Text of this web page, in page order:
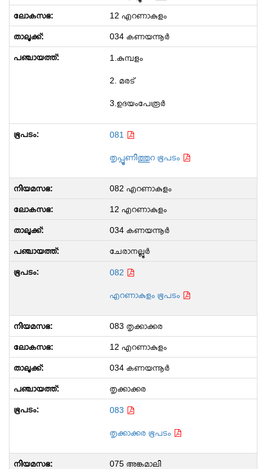
12 എറണാകുളം
034 കണയന്നൂർ
1.കുമ്പളം
2. മരട്
3.ഉദയംപേരൂർ
081
തൃപ്പൂണിത്തുറ ഭൂപടം
082 എറണാകുളം
12 എറണാകുളം
034 കണയന്നൂർ
ചേരാനല്ലൂർ
082
എറണാകുളം ഭൂപടം
083 തൃക്കാക്കര
12 എറണാകുളം
034 കണയന്നൂർ
തൃക്കാക്കര
083
തൃക്കാക്കര ഭൂപടം
075 അങ്കമാലി